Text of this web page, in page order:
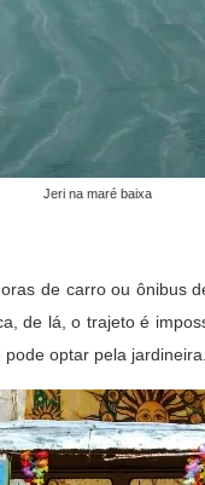
Jeri na maré baixa
de carro ou ônibus
de lá, o trajeto é
optar pela jardineira.